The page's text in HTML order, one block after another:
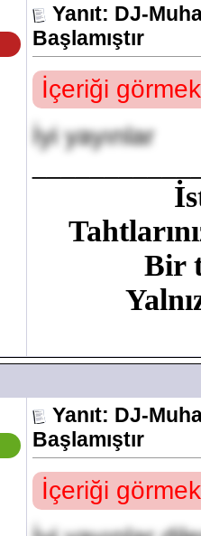
Yanıt: DJ-
Başlamıştır
İçeriği
İyi yayınlar
Bir
Yanıt: DJ-
Başlamıştır
İçeriği